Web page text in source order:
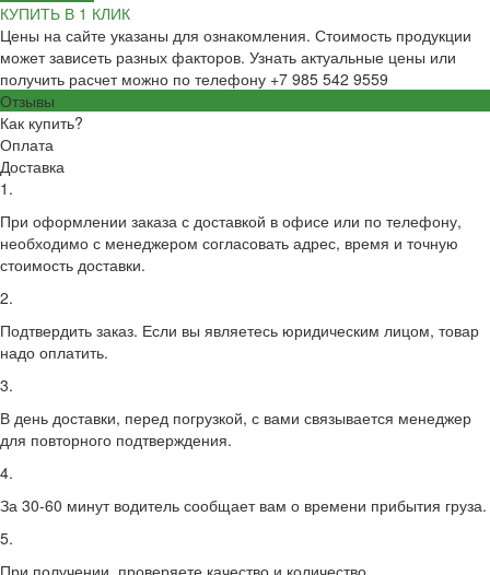
КУПИТЬ В 1 КЛИК
Цены на сайте указаны для ознакомления. Стоимость продукции
может зависеть разных факторов. Узнать актуальные цены или
получить расчет можно по телефону +7 985 542 9559
Отзывы
Как купить?
Оплата
Доставка
1.
При оформлении заказа с доставкой в офисе или по телефону,
необходимо с менеджером согласовать адрес, время и точную
стоимость доставки.
2.
Подтвердить заказ. Если вы являетесь юридическим лицом, товар
надо оплатить.
3.
В день доставки, перед погрузкой, с вами связывается менеджер
для повторного подтверждения.
4.
За 30-60 минут водитель сообщает вам о времени прибытия груза.
5.
При получении, проверяете качество и количество